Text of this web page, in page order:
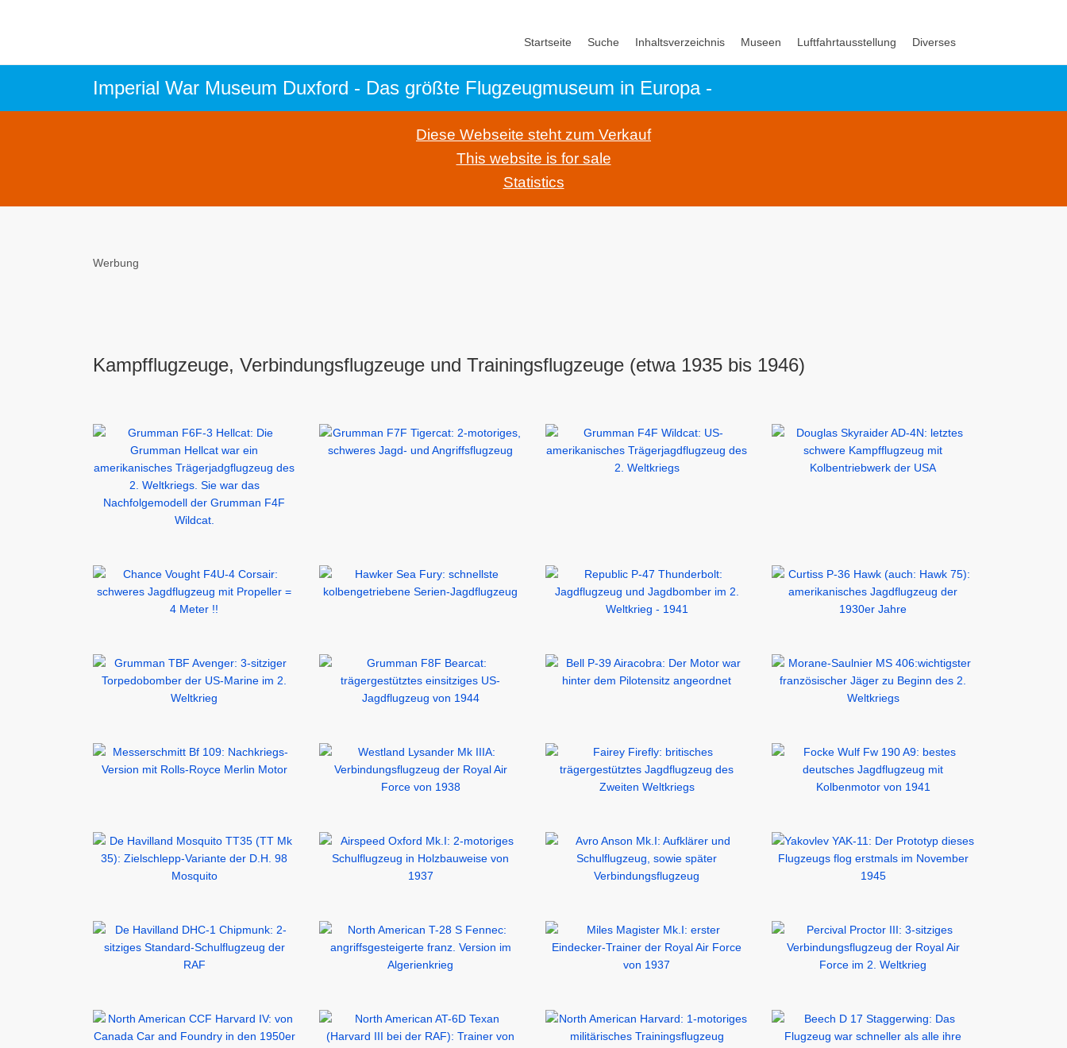
Startseite Suche Inhaltsverzeichnis Museen Luftfahrtausstellung Diverses
Imperial War Museum Duxford - Das größte Flugzeugmuseum in Europa -
Diese Webseite steht zum Verkauf
This website is for sale
Statistics
Werbung
Kampfflugzeuge, Verbindungsflugzeuge und Trainingsflugzeuge (etwa 1935 bis 1946)